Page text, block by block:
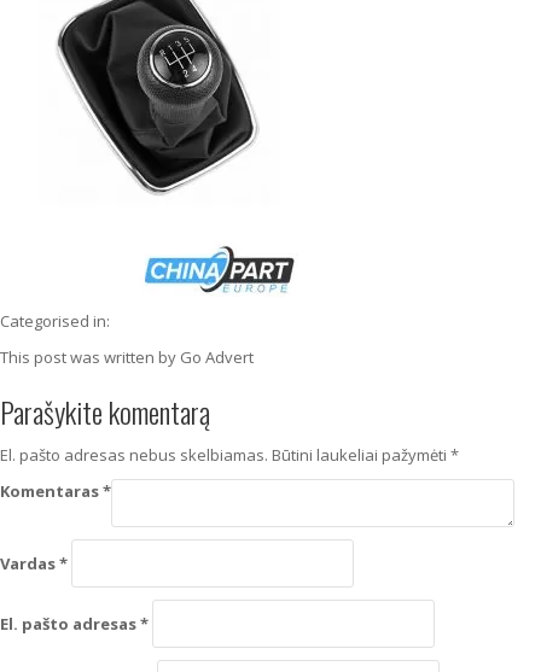
Categorised in:
This post was written by Go Advert
Parašykite komentarą
El. pašto adresas nebus skelbiamas. Būtini laukeliai pažymėti *
Komentaras*
Vardas*
El. pašto adresas*